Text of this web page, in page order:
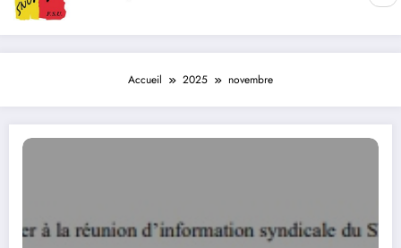
Accueil 2025 novembre